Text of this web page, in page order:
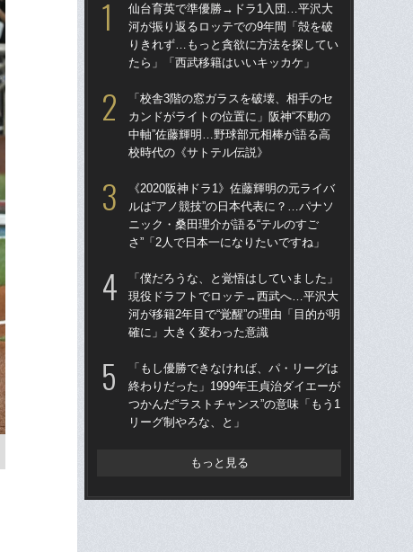
仙台育英で準優勝→ドラ1入団…平沢大
河が振り返るロッテでの9年間「殻を破
りきれず…もっと貪欲に方法を探してい
たら」「西武移籍はいいキッカケ」
「校舎3階の窓ガラスを破壊、相手のセ
カンドがライトの位置に」阪神“不動の
中軸”佐藤輝明…野球部元相棒が語る高
校時代の《サトテル伝説》
《2020阪神ドラ1》佐藤輝明の元ライバ
ルは“アノ競技”の日本代表に？…パナソ
ニック・桑田理介が語る“テルのすご
さ”「2人で日本一になりたいですね」
「僕だろうな、と覚悟はしていました」
現役ドラフトでロッテ→西武へ…平沢大
河が移籍2年目で“覚醒”の理由「目的が明
確に」大きく変わった意識
「もし優勝できなければ、パ・リーグは
終わりだった」1999年王貞治ダイエーが
つかんだ“ラストチャンス”の意味「もう1
リーグ制やろな、と」
もっと見る